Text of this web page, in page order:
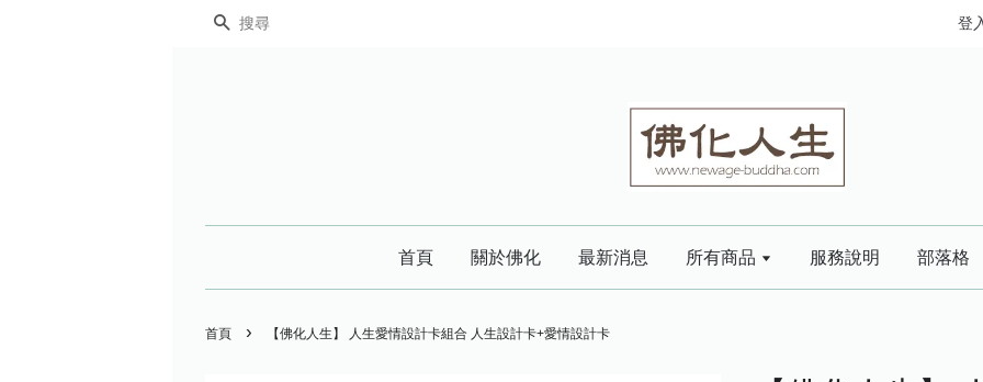
搜尋 登
首頁 關於佛化 最新消息 所有商品 服務說明 部落格
首頁 › 【佛化人生】 人生愛情設計卡組合 人生設計卡+愛情設計卡